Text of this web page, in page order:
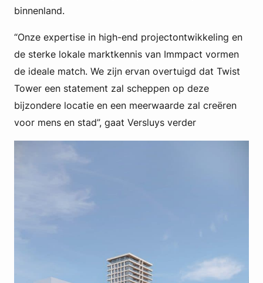
binnenland.
“Onze expertise in high-end projectontwikkeling en
de sterke lokale marktkennis van Immpact vormen
de ideale match. We zijn ervan overtuigd dat Twist
Tower een statement zal scheppen op deze
bijzondere locatie en een meerwaarde zal creëren
voor mens en stad”, gaat Versluys verder